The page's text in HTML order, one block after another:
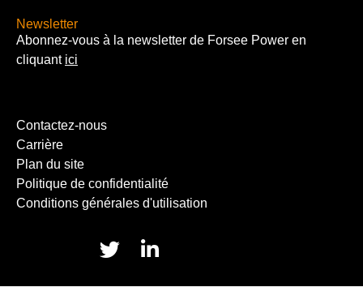
Newsletter
Abonnez-vous à la newsletter de Forsee Power en
cliquant ici
Contactez-nous
Carrière
Plan du site
Politique de confidentialité
Conditions générales d'utilisation